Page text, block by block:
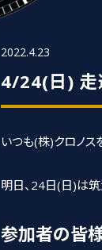
2022.4.23
4/24(日) 走
いつも(株)クロノス
明日、24日(日)は
参加者の皆